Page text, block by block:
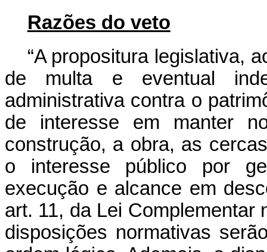
Razões do veto
“A propositura legislativa,
de multa e eventual
administrativa contra o
de interesse em manter
construção, a obra, as
o interesse público por
execução e alcance em
art. 11, da Lei Complementar
disposições normativas